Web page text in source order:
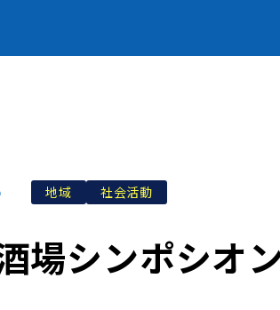
地域 社会活動
場シンポシオ